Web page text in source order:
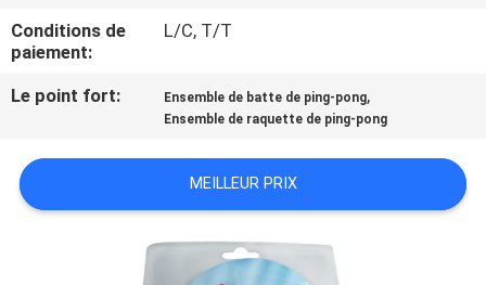
QUALITÉ
NOUS
CONTACTER
DEMANDEZ
Conditions de
paiement:
L/C, T/T
Le point fort: Ensemble de batte de ping-pong,
Ensemble de raquette de ping-pong
MEILLEUR PRIX